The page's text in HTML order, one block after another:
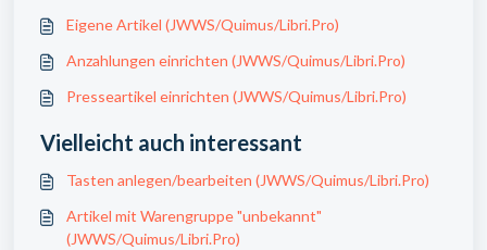
Eigene Artikel (JWWS/Quimus/Libri.Pro)
Anzahlungen einrichten (JWWS/Quimus/Libri.Pro)
Presseartikel einrichten (JWWS/Quimus/Libri.Pro)
Vielleicht auch interessant
Tasten anlegen/bearbeiten (JWWS/Quimus/Libri.Pro)
Artikel mit Warengruppe "unbekannt"
(JWWS/Quimus/Libri.Pro)